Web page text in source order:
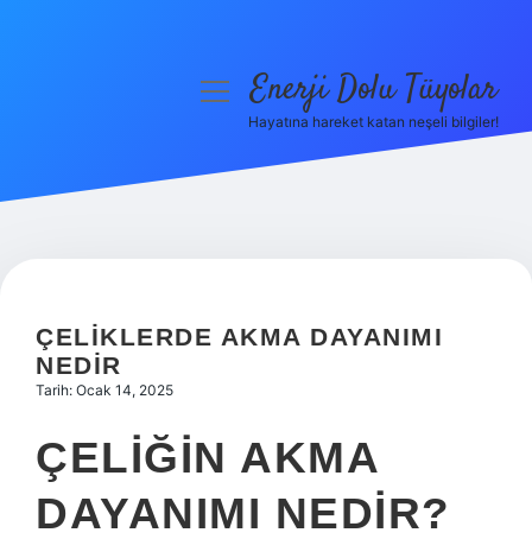
Hakkımızda
menüyüEnerji Dolu Tüyolar
Hayatına hareket katan neşeli bilgiler!
ÇELIKLERDE AKMA DAYANIMI
NEDIR
Tarih: Ocak 14, 2025
ÇELIĞIN AKMA
DAYANIMI NEDIR?